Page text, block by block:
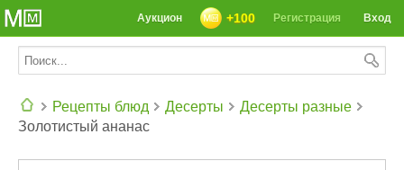
Вход
Регистрация
+100
Аукцион
Рецепты блюд Десерты
Десерты разные
Золотистый ананас